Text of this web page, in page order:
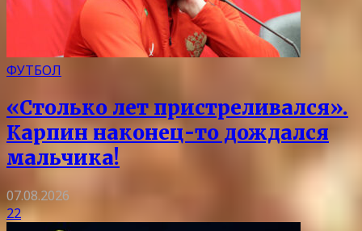
ФУТБОЛ
«Столько лет пристреливался».
Карпин наконец-то дождался
мальчика!
07.08.2026
22